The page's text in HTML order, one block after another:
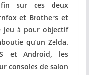
sur ces deux
et Brothers et
jeu à pour objectif
qu’un Zelda.
et Android, les
consoles de salon